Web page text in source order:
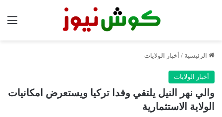
الرئيسية / أخبار الولايات
أخبار الولايات
والي نهر النيل يلتقي وفدا تركيا ويستعرض امكانيات
الولاية الاستثمارية